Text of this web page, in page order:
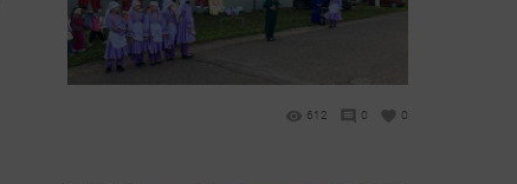
612 0 0